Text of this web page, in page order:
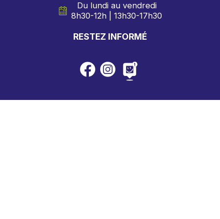
Du lundi au vendredi
8h30-12h | 13h30-17h30
RESTEZ INFORMÉ